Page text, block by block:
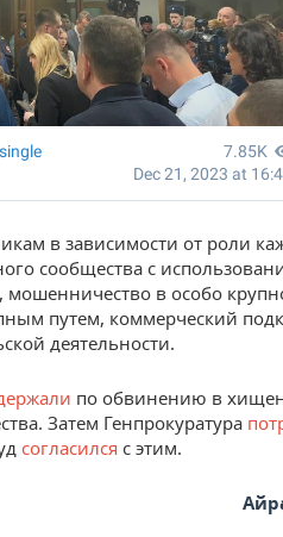
в зависимости от роли
сообщества с
в особо
путем, коммерческий
деятельности.
по обвинению в
Затем Генпрокуратура
согласился с этим.